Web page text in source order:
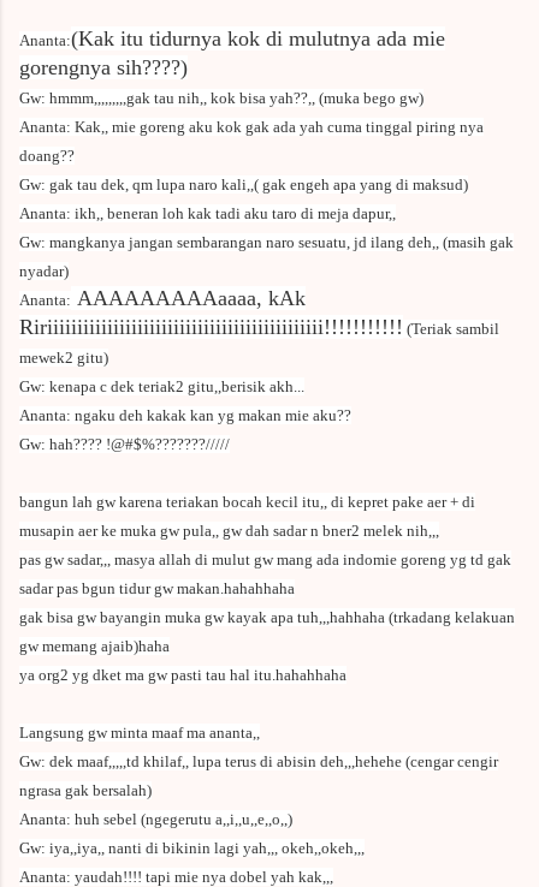
Ananta:(Kak itu tidurnya kok di mulutnya ada mie
gorengnya sih????)
Gw: hmmm,,,,,,,,,gak tau nih,, kok bisa yah??,, (muka bego gw)
Ananta: Kak,, mie goreng aku kok gak ada yah cuma tinggal piring nya
doang??
Gw: gak tau dek, qm lupa naro kali,,( gak engeh apa yang di maksud)
Ananta: ikh,, beneran loh kak tadi aku taro di meja dapur,,
Gw: mangkanya jangan sembarangan naro sesuatu, jd ilang deh,, (masih gak
nyadar)
Ananta: AAAAAAAAAaaaa, kAk
Ririiiiiiiiiiiiiiiiiiiiiiiiiiiiiiiiiiiiiiiiiiiiii!!!!!!!!!!! (Teriak sambil
mewek2 gitu)
Gw: kenapa c dek teriak2 gitu,,berisik akh...
Ananta: ngaku deh kakak kan yg makan mie aku??
Gw: hah???? !@#$%???????/////
bangun lah gw karena teriakan bocah kecil itu,, di kepret pake aer + di
musapin aer ke muka gw pula,, gw dah sadar n bner2 melek nih,,,
pas gw sadar,,, masya allah di mulut gw mang ada indomie goreng yg td gak
sadar pas bgun tidur gw makan.hahahhaha
gak bisa gw bayangin muka gw kayak apa tuh,,,hahhaha (trkadang kelakuan
gw memang ajaib)haha
ya org2 yg dket ma gw pasti tau hal itu.hahahhaha
Langsung gw minta maaf ma ananta,,
Gw: dek maaf,,,,,td khilaf,, lupa terus di abisin deh,,,hehehe (cengar cengir
ngrasa gak bersalah)
Ananta: huh sebel (ngegerutu a,,i,,u,,e,,o,,)
Gw: iya,,iya,, nanti di bikinin lagi yah,,, okeh,,okeh,,,
Ananta: yaudah!!!! tapi mie nya dobel yah kak,,,